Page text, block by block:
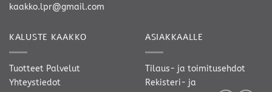
kaakko.lpr@gmail.com
KALUSTE KAAKKO
Tuotteet Palvelut
Yhteystiedot
ASIAKKAALLE
Tilaus- ja toimitusehdot
Rekisteri- ja